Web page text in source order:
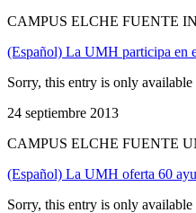
CAMPUS ELCHE FUENTE
(Español) La UMH participa en
Sorry, this entry is only
24 septiembre 2013
CAMPUS ELCHE FUENTE
(Español) La UMH oferta 60
Sorry, this entry is only